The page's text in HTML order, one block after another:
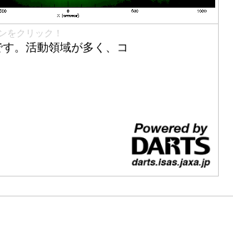
をクリック！
。活動領域が多く、コ